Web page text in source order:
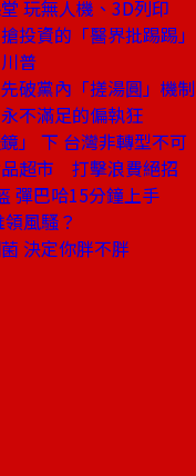
玩無人機、3D列印
投資的「醫界批踢踢」
普
破黨內「搓湯圓」機制
不滿足的偏執狂
」 下 台灣非轉型不可
超市 打擊浪費絕招
彈巴哈15分鐘上手
風騷？
決定你胖不胖